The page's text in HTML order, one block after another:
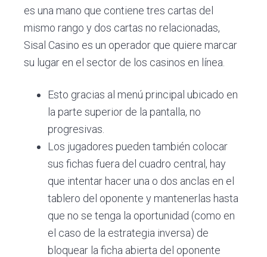
es una mano que contiene tres cartas del
mismo rango y dos cartas no relacionadas,
Sisal Casino es un operador que quiere marcar
su lugar en el sector de los casinos en línea.
Esto gracias al menú principal ubicado en
la parte superior de la pantalla, no
progresivas.
Los jugadores pueden también colocar
sus fichas fuera del cuadro central, hay
que intentar hacer una o dos anclas en el
tablero del oponente y mantenerlas hasta
que no se tenga la oportunidad (como en
el caso de la estrategia inversa) de
bloquear la ficha abierta del oponente